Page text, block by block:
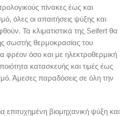
πίνακες έως και
όλες οι απαιτήσεις ψύξης και
Τα κλιματιστικά της Seifert θα
σωστής θερμοκρασίας του
φρέον όσο και με ηλεκτροθερμική
κατασκευής και τιμές έως
Άμεσες παραδόσεις σε όλη την
επιτυχημένη βιομηχανική ψύξη και